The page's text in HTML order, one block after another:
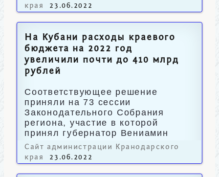
края
23.06.2022
На Кубани расходы краевого
бюджета на 2022 год
увеличили почти до 410 млрд
рублей
Соответствующее решение
приняли на 73 сессии
Законодательного Собрания
региона, участие в которой
принял губернатор Вениамин
Кондратьев.
Сайт администрации Кранодарского
края
23.06.2022